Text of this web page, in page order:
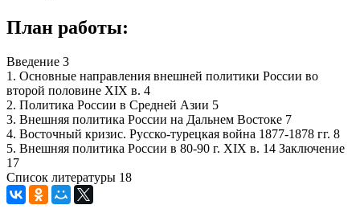
План работы:
Введение 3
1. Основные направления внешней политики России во
второй половине XIX в. 4
2. Политика России в Средней Азии 5
3. Внешняя политика России на Дальнем Востоке 7
4. Восточный кризис. Русско-турецкая война 1877-1878 гг. 8
5. Внешняя политика России в 80-90 г. XIX в. 14 Заключение
17
Список литературы 18